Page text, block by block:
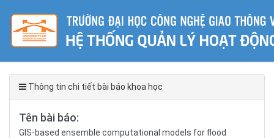
Thông tin chi tiết bài báo khoa học
Tên bài báo:
GIS-based ensemble computational models for flood